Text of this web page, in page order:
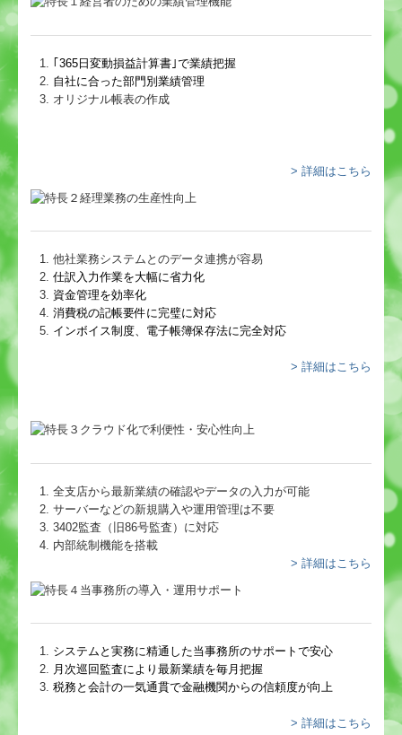
｢365日変動損益計算書｣で業績把握
自社に合った部門別業績管理
オリジナル帳表の作成
> 詳細はこちら
他社業務システムとのデータ連携が容易
仕訳入力作業を大幅に省力化
資金管理を効率化
消費税の記帳要件に完璧に対応
インボイス制度、電子帳簿保存法に完全対応
> 詳細はこちら
全支店から最新業績の確認やデータの入力が可能
サーバーなどの新規購入や運用管理は不要
3402監査（旧86号監査）に対応
内部統制機能を搭載
> 詳細はこちら
システムと実務に精通した当事務所のサポートで安心
月次巡回監査により最新業績を毎月把握
税務と会計の一気通貫で金融機関からの信頼度が向上
> 詳細はこちら